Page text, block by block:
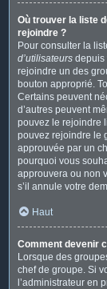
Où trouver la liste
rejoindre ?
Pour consulter la
d’utilisateurs depuis
rejoindre un des
bouton approprié.
Certains peuvent
d’autres peuvent
pouvez le rejoindre
pouvez rejoindre le
approuvée par un
pourquoi vous
approuvera ou non
s’il annule votre
Haut
Comment devenir
Lorsque des
chef de groupe. Si
l’administrateur en